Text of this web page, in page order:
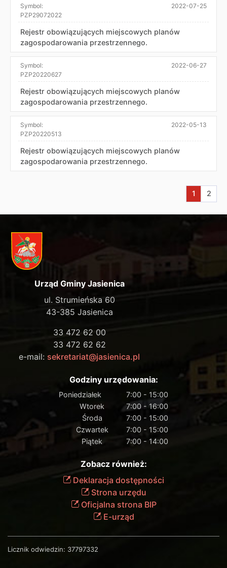
Symbol:
PZP29072022
2022-07-25
Rejestr obowiązujących miejscowych planów
zagospodarowania przestrzennego.
Symbol:
PZP20220627
2022-06-27
Rejestr obowiązujących miejscowych planów
zagospodarowania przestrzennego.
Symbol:
PZP20220513
2022-05-13
Rejestr obowiązujących miejscowych planów
zagospodarowania przestrzennego.
Aktualna
1 2
Urząd Gminy Jasienica
ul. Strumieńska 60
43-385 Jasienica
33 472 62 00
33 472 62 62
e-mail: sekretariat@jasienica.pl
Godziny urzędowania:
Poniedziałek
7:00 - 15:00
Wtorek
7:00 - 16:00
Środa
7:00 - 15:00
Czwartek
7:00 - 15:00
Piątek
7:00 - 14:00
Zobacz również:
Deklaracja dostępności
Strona urzędu
Oficjalna strona BIP
E-urząd
Licznik odwiedzin: 37797332